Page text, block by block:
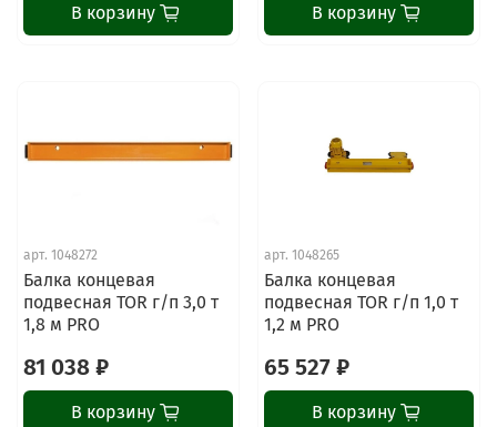
В корзину В корзину
арт. 1048272
Балка концевая
подвесная TOR г/п 3,0 т
1,8 м PRO
81 038 ₽
В корзину
арт. 1048265
Балка концевая
подвесная TOR г/п 1,0 т
1,2 м PRO
65 527 ₽
В корзину